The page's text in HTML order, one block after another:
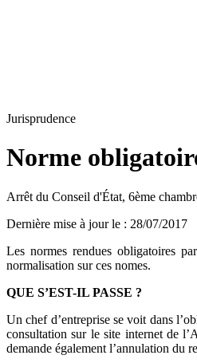
Jurisprudence
Norme
Arrêt du Conseil d'État, 6ème
Dernière mise à jour le : 28/07/2017
Les normes rendues obligatoires
normalisation sur ces nomes.
QUE S’EST-IL PASSE ?
Un chef d’entreprise se voit dans
consultation sur le site internet de
demande également l’annulation du